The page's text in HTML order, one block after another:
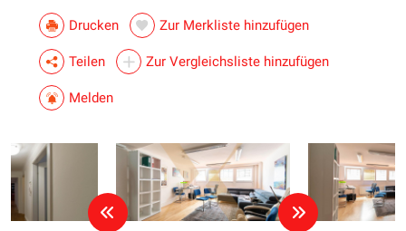
Drucken Zur Merkliste hinzufügen
Teilen Zur Vergleichsliste hinzufügen
Melden